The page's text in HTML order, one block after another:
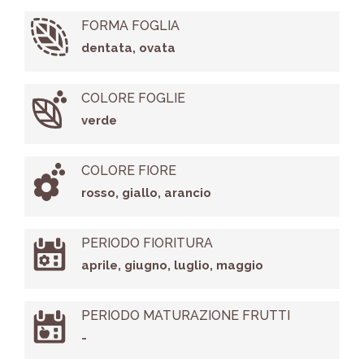
FORMA FOGLIA
dentata, ovata
COLORE FOGLIE
verde
COLORE FIORE
rosso, giallo, arancio
PERIODO FIORITURA
aprile, giugno, luglio, maggio
PERIODO MATURAZIONE FRUTTI
-